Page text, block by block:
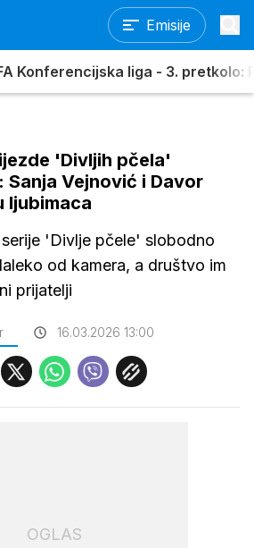
Emisije
Konferencijska liga - 3. pretkolo:
'Divljih pčela'
Vejnović i Davor
ljubimaca
'Divlje pčele' slobodno
od kamera, a društvo im
prijatelji
16.03.2026 13:00
OGLAS